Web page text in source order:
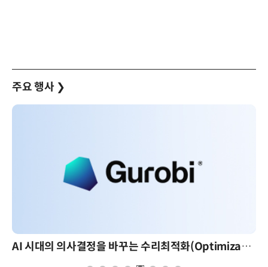
주요 행사 ❯
AI 시대의 의사결정을 바꾸는 수리최적화(Optimization): 실제 산업 적용 사례와 활용 전략